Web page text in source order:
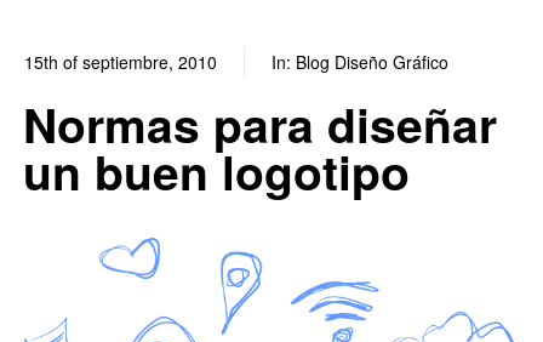
15th of septiembre, 2010 In: Blog Diseño Gráfico
Normas para diseñar
un buen logotipo